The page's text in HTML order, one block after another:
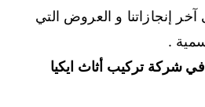
إنجازاتنا و العروض التي
.
شركة تركيب أثاث ايكيا